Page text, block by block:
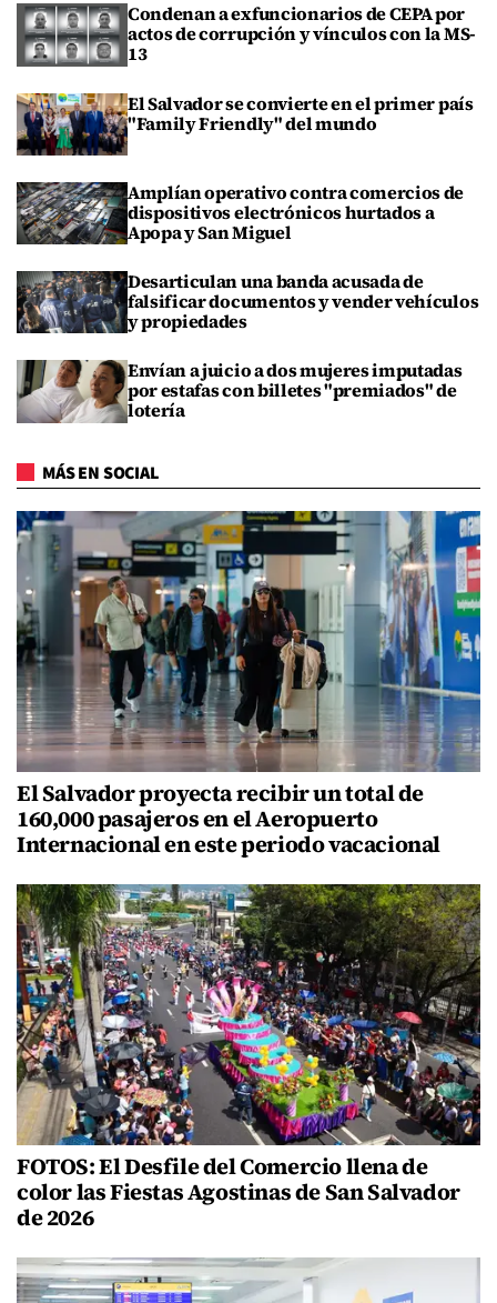
Condenan a exfuncionarios de CEPA por
actos de corrupción y vínculos con la MS-
13
El Salvador se convierte en el primer país
"Family Friendly" del mundo
Amplían operativo contra comercios de
dispositivos electrónicos hurtados a
Apopa y San Miguel
Desarticulan una banda acusada de
falsificar documentos y vender vehículos
y propiedades
Envían a juicio a dos mujeres imputadas
por estafas con billetes "premiados" de
lotería
MÁS EN SOCIAL
El Salvador proyecta recibir un total de
160,000 pasajeros en el Aeropuerto
Internacional en este periodo vacacional
FOTOS: El Desfile del Comercio llena de
color las Fiestas Agostinas de San Salvador
de 2026